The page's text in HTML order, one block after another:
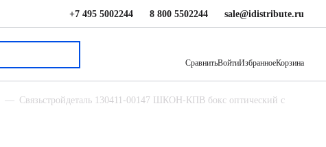
+7 495 5002244 8 800 5502244 sale@idistribute.ru
СравнитьВойтиИзбранноеКорзина
Связьстройдеталь 130411-00147 ШКОН-КПВ бокс оптический с